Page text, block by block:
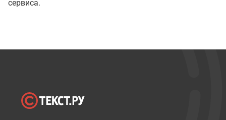
сервиса.